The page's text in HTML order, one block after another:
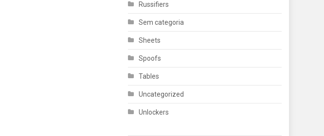
Russifiers
Sem categoria
Sheets
Spoofs
Tables
Uncategorized
Unlockers